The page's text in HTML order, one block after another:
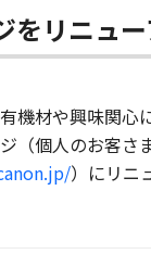
をリニュ
機材や興味関心
（個人のお客さ
）にリニ